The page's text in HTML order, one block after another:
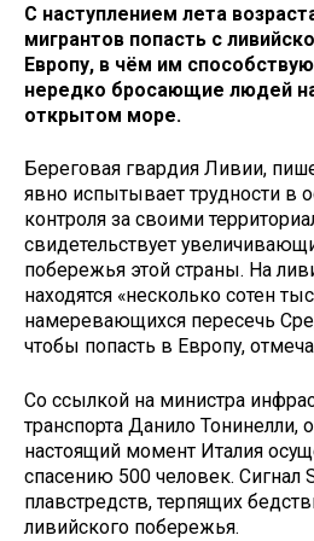
С наступлением лета
мигрантов попасть с
Европу, в чём им
нередко бросающие людей
открытом море.
Береговая гвардия Ливии,
явно испытывает трудности в
контроля за своими
свидетельствует
побережья этой страны. На
находятся «несколько сотен
намеревающихся пересечь
чтобы попасть в Европу,
Со ссылкой на министра
транспорта Данило Тонинелли,
настоящий момент Италия
спасению 500 человек. Сигнал
плавстредств, терпящих
ливийского побережья.